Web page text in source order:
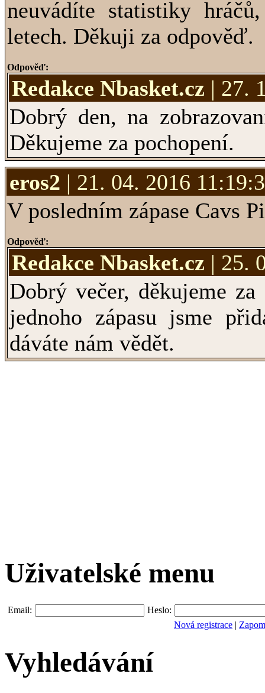
neuvádíte statistiky
letech. Děkuji za odpověď.
Odpověď:
Redakce Nbasket.cz | 27.
Dobrý den, na
Děkujeme za pochopení.
eros2 | 21. 04. 2016
V posledním zápase Cavs
Odpověď:
Redakce Nbasket.cz | 25.
Dobrý večer, děkujeme
jednoho zápasu jsme
dáváte nám vědět.
Uživatelské menu
Email:
Heslo:
Nová registrace |
Vyhledávání